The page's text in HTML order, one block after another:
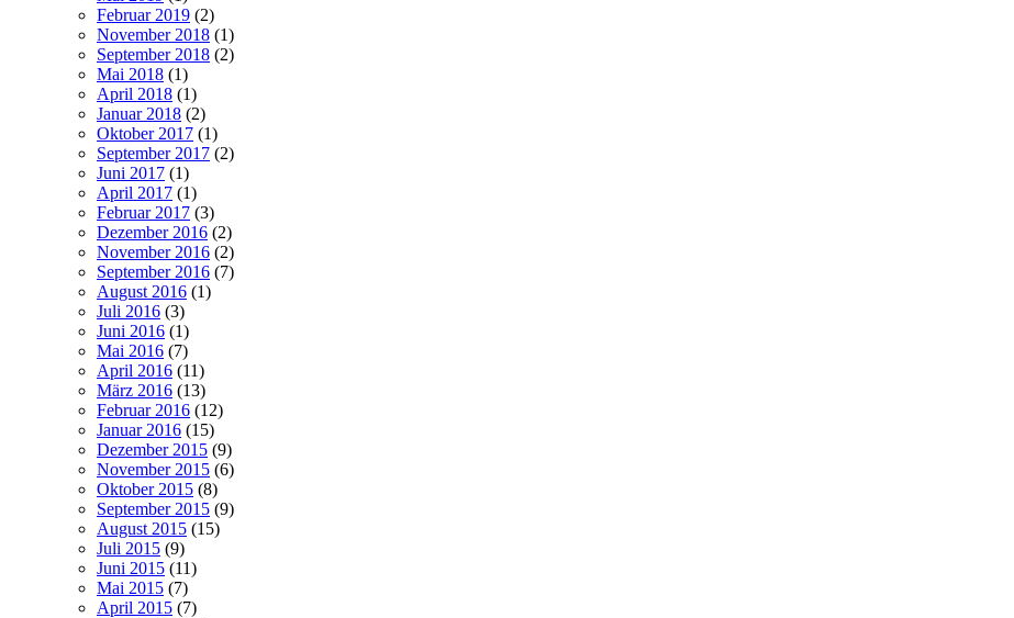
Februar 2019 (2)
November 2018 (1)
September 2018 (2)
Mai 2018 (1)
April 2018 (1)
Januar 2018 (2)
Oktober 2017 (1)
September 2017 (2)
Juni 2017 (1)
April 2017 (1)
Februar 2017 (3)
Dezember 2016 (2)
November 2016 (2)
September 2016 (7)
August 2016 (1)
Juli 2016 (3)
Juni 2016 (1)
Mai 2016 (7)
April 2016 (11)
März 2016 (13)
Februar 2016 (12)
Januar 2016 (15)
Dezember 2015 (9)
November 2015 (6)
Oktober 2015 (8)
September 2015 (9)
August 2015 (15)
Juli 2015 (9)
Juni 2015 (11)
Mai 2015 (7)
April 2015 (7)